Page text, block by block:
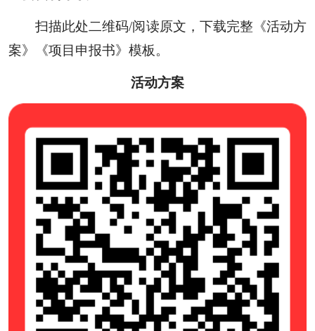
扫描此处二维码/阅读原文，下载完整《活动方
案》《项目申报书》模板。
活动方案